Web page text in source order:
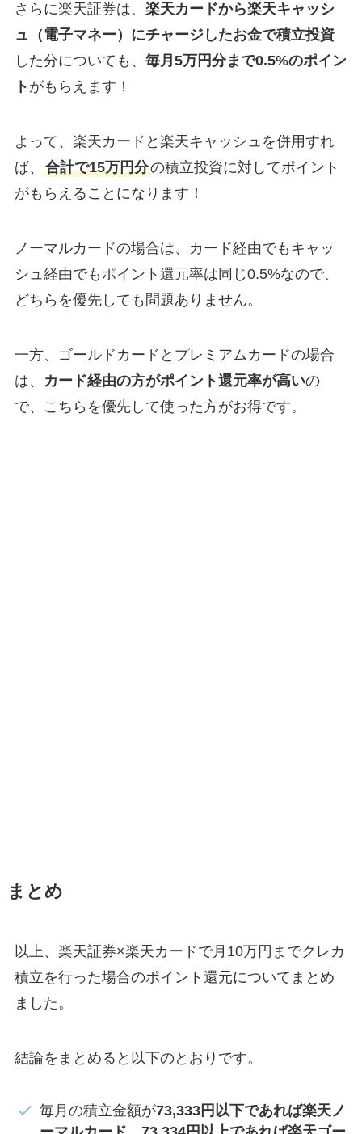
さらに楽天証券は、 楽天カードから楽天キャッシ
ュ（電子マネー）にチャージしたお金で積立投資
した分についても、 毎月5万円分まで0.5%のポイン
ト がもらえます！
よって、楽天カードと楽天キャッシュを併用すれ
ば、
合計で15万円分の積立投資に対してポイント
がもらえることになります！
ノーマルカードの場合は、カード経由でもキャッ
シュ経由でもポイント還元率は同じ0.5%なので、
どちらを優先しても問題ありません。
一方、ゴールドカードとプレミアムカードの場合
は、
カード経由の方がポイント還元率が高いの
で、こちらを優先して使った方がお得です。
まとめ
以上、楽天証券×楽天カードで月10万円までクレカ
積立を行った場合のポイント還元についてまとめ
ました。
結論をまとめると以下のとおりです。
毎月の積立金額が73,333円以下であれば楽天ノ